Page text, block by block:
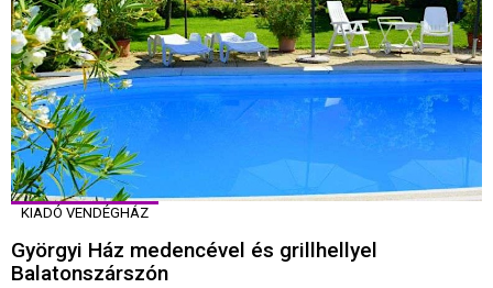
KIADÓ VENDÉGHÁZ
Györgyi Ház medencével és grillhellyel
Balatonszárszón